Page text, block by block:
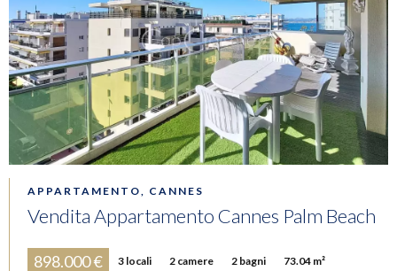
APPARTAMENTO, CANNES
Vendita Appartamento Cannes Palm Beach
898.000 € 3 locali 2 camere 2 bagni 73.04 m²